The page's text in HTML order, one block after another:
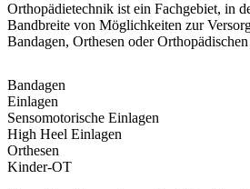
Orthopädietechnik ist ein Fachgebiet, in
Bandbreite von Möglichkeiten zur
Bandagen, Orthesen oder
Bandagen
Einlagen
Sensomotorische Einlagen
High Heel Einlagen
Orthesen
Kinder-OT